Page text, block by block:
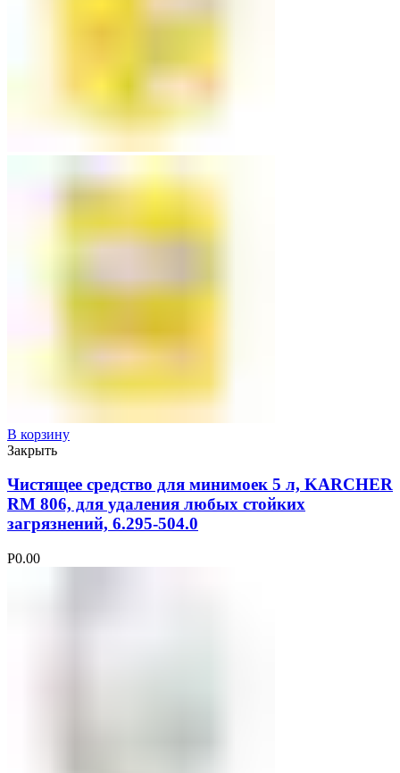
В корзину
Закрыть
Чистящее средство для минимоек 5 л, KARCHER
RM 806, для удаления любых стойких
загрязнений, 6.295-504.0
Р0.00